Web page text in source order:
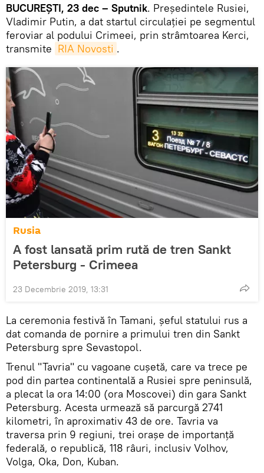
BUCUREȘTI, 23 dec – Sputnik. Președintele Rusiei,
Vladimir Putin, a dat startul circulației pe segmentul
feroviar al podului Crimeei, prin strâmtoarea Kerci,
transmite RIA Novosti .
Rusia
A fost lansată prim rută de tren Sankt
Petersburg - Crimeea
23 Decembrie 2019, 13:31
La ceremonia festivă în Tamani, șeful statului rus a
dat comanda de pornire a primului tren din Sankt
Petersburg spre Sevastopol.
Trenul "Tavria" cu vagoane cușetă, care va trece pe
pod din partea continentală a Rusiei spre peninsulă,
a plecat la ora 14:00 (ora Moscovei) din gara Sankt
Petersburg. Acesta urmează să parcurgă 2741
kilometri, în aproximativ 43 de ore. Tavria va
traversa prin 9 regiuni, trei orașe de importanță
federală, o republică, 118 râuri, inclusiv Volhov,
Volga, Oka, Don, Kuban.